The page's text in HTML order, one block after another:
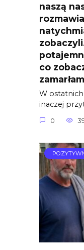
naszą
co
W ostatnich
inaczej
0